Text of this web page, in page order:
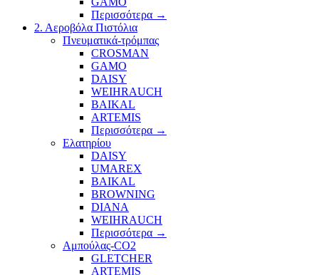
Περισσότερα →
2. Αεροβόλα Πιστόλια
Πνευματικά-τρόμπας
CROSMAN
GAMO
DAISY
WEIHRAUCH
BAIKAL
ARTEMIS
Περισσότερα →
Ελατηρίου
DAISY
UMAREX
BAIKAL
BROWNING
DIANA
WEIHRAUCH
Περισσότερα →
Αμπούλας-CO2
GLETCHER
ARTEMIS